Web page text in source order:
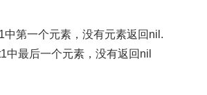
中第一个元素，没有元素返回nil.
中最后一个元素，没有返回nil